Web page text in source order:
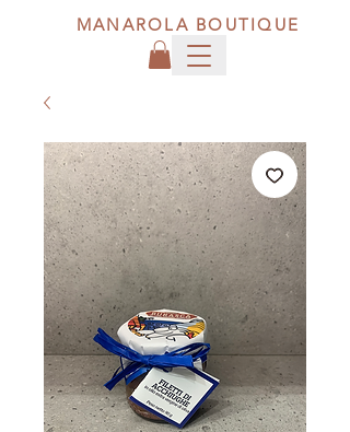
MANAROLA BOUTIQUE